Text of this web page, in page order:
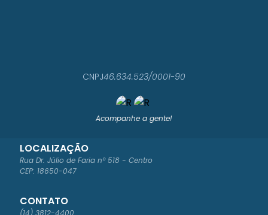
Acompanhe a gente!
LOCALIZAÇÃO
Rua Dr. Júlio de Faria nº 518 - Centro
CEP: 18650-047
CONTATO
(14) 3812-4400
CNPJ46.634.523/0001-90